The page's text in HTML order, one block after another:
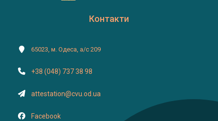
Контакти
65023, м. Одеса, а/с 209
+38 (048) 737 38 98
attestation@cvu.od.ua
Facebook